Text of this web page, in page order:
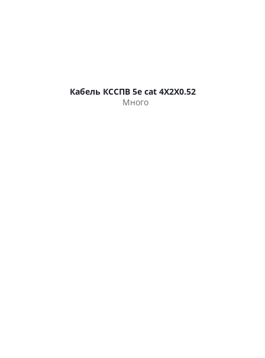
Кабель КССПВ 5e cat 4Х2Х0.52
Много